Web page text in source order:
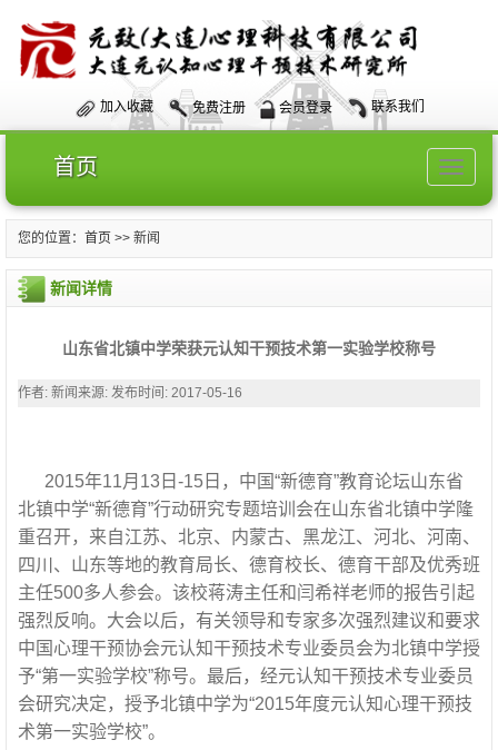
加入收藏 免费注册 会员登录 联系我们
Toggle
首页
您的位置： 首页 >> 新闻
新闻详情
山东省北镇中学荣获元认知干预技术第一实验学校称号
作者: 新闻来源: 发布时间: 2017-05-16
2015年11月13日-15日，中国“新德育”教育论坛山东省
北镇中学“新德育”行动研究专题培训会在山东省北镇中学隆
重召开，来自江苏、北京、内蒙古、黑龙江、河北、河南、
四川、山东等地的教育局长、德育校长、德育干部及优秀班
主任500多人参会。该校蒋涛主任和闫希祥老师的报告引起
强烈反响。大会以后，有关领导和专家多次强烈建议和要求
中国心理干预协会元认知干预技术专业委员会为北镇中学授
予“第一实验学校”称号。最后，经元认知干预技术专业委员
会研究决定，授予北镇中学为“2015年度元认知心理干预技
术第一实验学校”。